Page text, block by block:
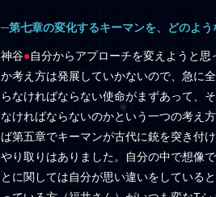
─第七章の変化するキーマンを、どのよ
神谷●自分からアプローチを変えようと
か考え方は発展していかないので、急に
らなければならない使命がまずあって、
なければならないのかという一つの考え
ば第五章でキーマンが古代に銃を突き付
やり取りはありました。自分の中で想像
とに関しては自分が思い違いをしている